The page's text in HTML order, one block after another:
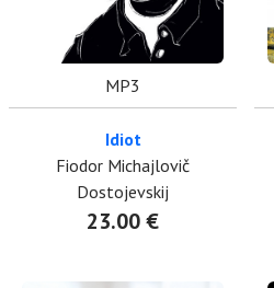
MP3
Idiot
Fiodor Michajlovič
Dostojevskij
23.00 €